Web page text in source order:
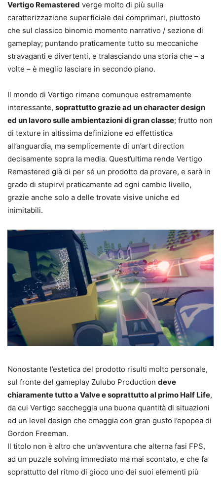
Vertigo Remastered verge molto di più sulla
caratterizzazione superficiale dei comprimari, piuttosto
che sul classico binomio momento narrativo / sezione di
gameplay; puntando praticamente tutto su meccaniche
stravaganti e divertenti, e tralasciando una storia che – a
volte – è meglio lasciare in secondo piano.
Il mondo di Vertigo rimane comunque estremamente
interessante, soprattutto grazie ad un character design
ed un lavoro sulle ambientazioni di gran classe; frutto non
di texture in altissima definizione ed effettistica
all’anguardia, ma semplicemente di un’art direction
decisamente sopra la media. Quest’ultima rende Vertigo
Remastered già di per sé un prodotto da provare, e sarà in
grado di stupirvi praticamente ad ogni cambio livello,
grazie anche solo a delle trovate visive uniche ed
inimitabili.
Nonostante l’estetica del prodotto risulti molto personale,
sul fronte del gameplay Zulubo Production deve
chiaramente tutto a Valve e soprattutto al primo Half Life,
da cui Vertigo saccheggia una buona quantità di situazioni
ed un level design che omaggia con gran gusto l’epopea di
Gordon Freeman.
Il titolo non è altro che un’avventura che alterna fasi FPS,
ad un puzzle solving immediato ma mai scontato, e che fa
soprattutto del ritmo di gioco uno dei suoi elementi più